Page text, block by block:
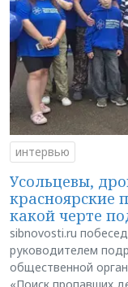
интервью
Усольцевы,
красноярские
какой черте
sibnovosti.ru
руководителем
общественной